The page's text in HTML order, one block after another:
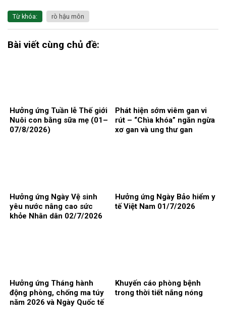
Từ khóa: rò hậu môn
Bài viết cùng chủ đề:
Hưởng ứng Tuần lễ Thế giới
Nuôi con bằng sữa mẹ (01–
07/8/2026)
Phát hiện sớm viêm gan vi
rút – “Chìa khóa” ngăn ngừa
xơ gan và ung thư gan
Hưởng ứng Ngày Vệ sinh
yêu nước nâng cao sức
khỏe Nhân dân 02/7/2026
Hưởng ứng Ngày Bảo hiểm y
tế Việt Nam 01/7/2026
Hưởng ứng Tháng hành
động phòng, chống ma túy
năm 2026 và Ngày Quốc tế
Khuyến cáo phòng bệnh
trong thời tiết nắng nóng